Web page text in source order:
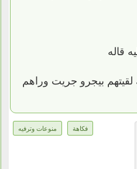
قاله
لقيتهم بيجرو جريت وراهم
فكاهة منوعات وترفيه